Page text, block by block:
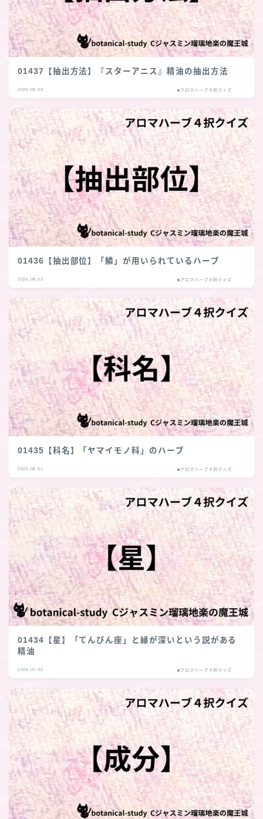
01437【抽出方法】『スターアニス』精油の抽出方法
2026.08.04 ■アロマハーブ４択クイズ
01436【抽出部位】「鱗」が用いられているハーブ
2026.08.03 ■アロマハーブ４択クイズ
01435【科名】「ヤマイモノ科」のハーブ
2026.08.01 ■アロマハーブ４択クイズ
01434【星】「てんびん座」と縁が深いという説がある
精油
2026.07.30 ■アロマハーブ４択クイズ